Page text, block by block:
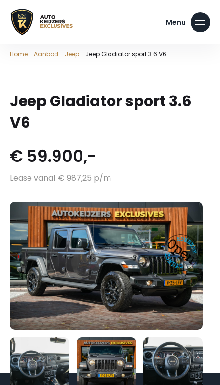
Home- Aanbod - Jeep- Jeep Gladiator sport 3.6 V6
Jeep Gladiator sport 3.6
V6
€ 59.900,-
Lease vanaf € 987,25 p/m